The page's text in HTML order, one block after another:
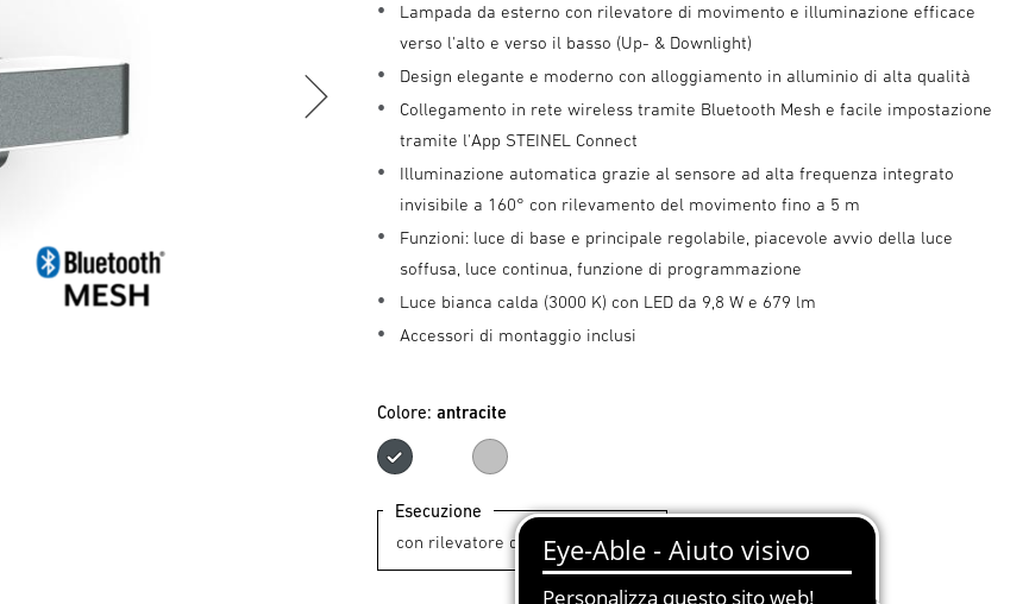
Lampada da esterno con rilevatore di movimento e illuminazione efficace
verso l'alto e verso il basso (Up- & Downlight)
Design elegante e moderno con alloggiamento in alluminio di alta qualità
Collegamento in rete wireless tramite Bluetooth Mesh e facile impostazione
tramite l'App STEINEL Connect
Illuminazione automatica grazie al sensore ad alta frequenza integrato
invisibile a 160° con rilevamento del movimento fino a 5 m
Funzioni: luce di base e principale regolabile, piacevole avvio della luce
soffusa, luce continua, funzione di programmazione
Luce bianca calda (3000 K) con LED da 9,8 W e 679 lm
Accessori di montaggio inclusi
Colore:antracite
antraciteargento
Esecuzione